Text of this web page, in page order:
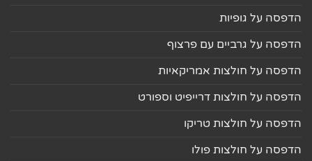
הדפסה על גופיות
הדפסה על גרביים עם פרצוף
הדפסה על חולצות אמריקאיות
הדפסה על חולצות דרייפיט וספורט
הדפסה על חולצות טריקו
הדפסה על חולצות פולו